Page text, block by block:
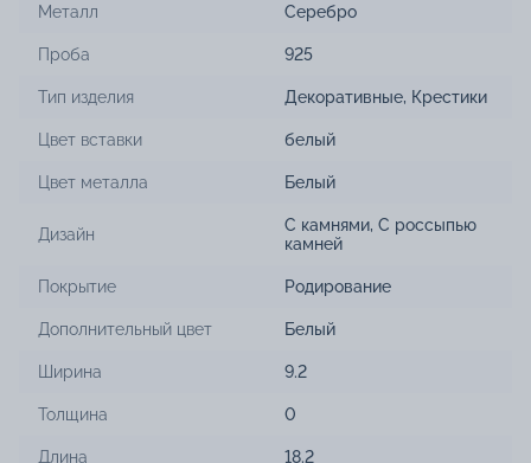
Металл Серебро
Проба 925
Тип изделия Декоративные, Крестики
Цвет вставки белый
Цвет металла Белый
Дизайн С камнями, С россыпью
камней
Покрытие Родирование
Дополнительный цвет Белый
Ширина 9.2
Толщина 0
Длина 18.2